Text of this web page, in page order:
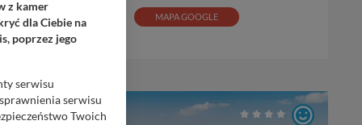
MAPA GOOGLE
SWJM
z kamer
dla Ciebie na
poprzez jego
serwisu
serwisu
Twoich